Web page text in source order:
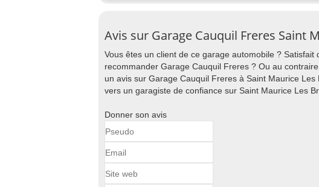
Avis sur Garage Cauquil Freres Saint
Vous êtes un client de ce garage automobile ?
recommander Garage Cauquil Freres ? Ou au
un avis sur Garage Cauquil Freres à Saint Maurice
vers un garagiste de confiance sur Saint Maurice Les
Donner son avis